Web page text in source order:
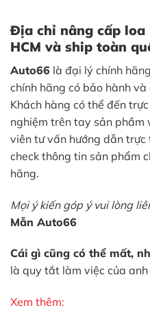
Địa chỉ nâng cấp loa
HCM và ship toàn
Auto66 là đại lý chính
chính hãng có bảo hành
Khách hàng có thể đến
nghiệm trên tay sản phầm
viên tư vấn hướng dẫn
check thông tin sản phẩm
hãng.
Mọi ý kiến góp ý vui lòng
Mẫn Auto66
Cái gì cũng có thể mất,
là quy tắt làm việc của anh
Xem thêm: